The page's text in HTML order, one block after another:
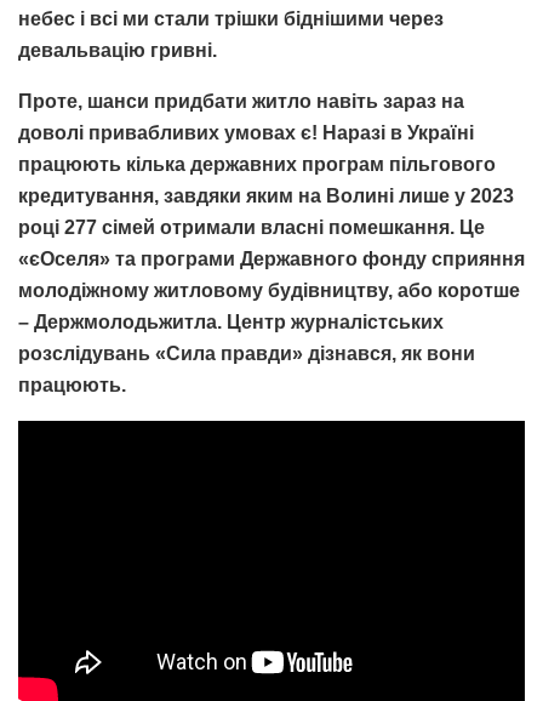
небес і всі ми стали трішки біднішими через
девальвацію гривні.
Проте, шанси придбати житло навіть зараз на
доволі привабливих умовах є! Наразі в Україні
працюють кілька державних програм пільгового
кредитування, завдяки яким на Волині лише у 2023
році 277 сімей отримали власні помешкання. Це
«єОселя» та програми Державного фонду сприяння
молодіжному житловому будівництву, або коротше
– Держмолодьжитла. Центр журналістських
розслідувань «Сила правди» дізнався, як вони
працюють.